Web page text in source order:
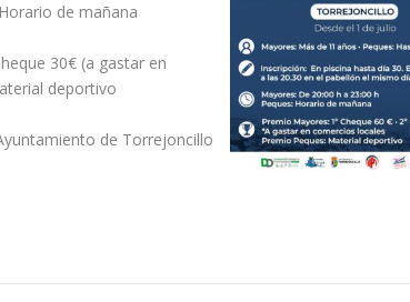
de mañana
30€ (a gastar en
deportivo
de Torrejoncillo